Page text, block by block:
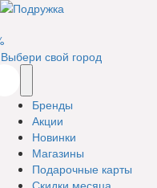
Выбери свой город
Бренды
Акции
Новинки
Магазины
Подарочные карты
Скидки месяца